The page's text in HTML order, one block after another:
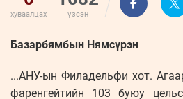
хуваалцах үзсэн
Базарбямбын Нямсүрэн
...АНУ-ын Филадельфи хот.
фаренгейтийн 103 буюу